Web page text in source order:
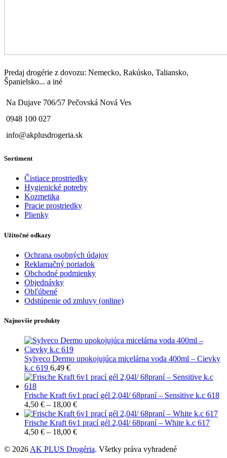
Predaj drogérie z dovozu: Nemecko, Rakúsko, Taliansko,
Španielsko... a iné
Na Dujave 706/57 Pečovská Nová Ves
0948 100 027
info@akplusdrogeria.sk
Sortiment
Čistiace prostriedky
Hygienické potreby
Kozmetika
Pracie prostriedky
Plienky
Užitočné odkazy
Ochrana osobných údajov
Reklamačný poriadok
Obchodné podmienky
Objednávky
Obľúbené
Odstúpenie od zmluvy (online)
Najnovšie produkty
Sylveco Dermo upokojujúca micelárna voda 400ml – Cievky
k.c 619 6,49 €
Frische Kraft 6v1 prací gél 2,04l/ 68praní – Sensitive k.c 618
4,50 € – 18,00 €
Frische Kraft 6v1 prací gél 2,04l/ 68praní – White k.c 617
4,50 € – 18,00 €
© 2026 AK PLUS Drogéria. Všetky práva vyhradené